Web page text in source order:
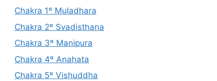
Chakra 1º Muladhara
Chakra 2º Svadisthana
Chakra 3º Manipura
Chakra 4º Anahata
Chakra 5º Vishuddha